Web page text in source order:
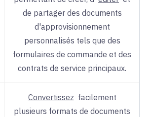
de partager des documents
d'approvisionnement
personnalisés tels que des
formulaires de commande et des
contrats de service principaux.
Convertissez facilement
plusieurs formats de documents